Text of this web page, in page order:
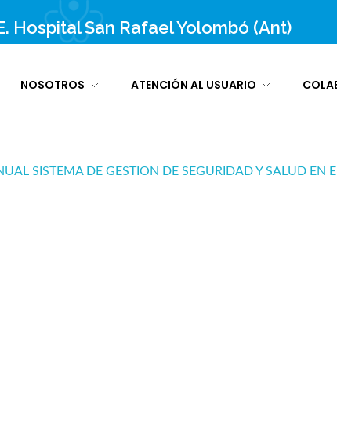
Hospital San Rafael Yolombó (Ant)
NOSOTROS ATENCIÓN AL USUARIO
SISTEMA DE GESTION DE SEGURIDAD Y SALUD EN